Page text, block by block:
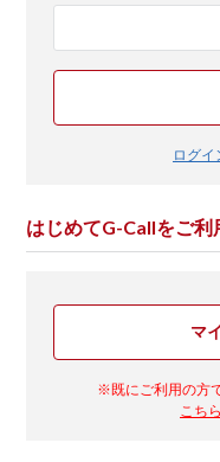
ログイ
はじめてG-Callをご利
マ
※既にご利用の方
こち